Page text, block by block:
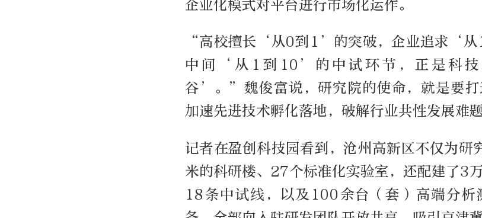
企业化模式对平台进行市场化运作。
“高校擅长‘从0到1’的突破，企业追求‘从
中间‘从1到10’的中试环节，正是科
谷’。”魏俊富说，研究院的使命，就是要打
加速先进技术孵化落地，破解行业共性发展难题
记者在盈创科技园看到，沧州高新区不仅为
米的科研楼、27个标准化实验室，还配建了3
18条中试线，以及100余台（套）高端分析